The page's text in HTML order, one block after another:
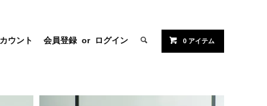
ウント 会員登録 or ログイン 0 アイテム